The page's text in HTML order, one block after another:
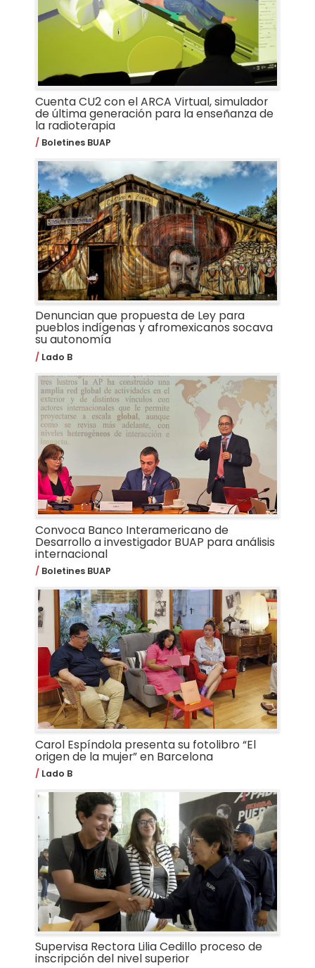
Cuenta CU2 con el ARCA Virtual, simulador
de última generación para la enseñanza de
la radioterapia
Boletines BUAP
Denuncian que propuesta de Ley para
pueblos indígenas y afromexicanos socava
su autonomía
Lado B
Convoca Banco Interamericano de
Desarrollo a investigador BUAP para análisis
internacional
Boletines BUAP
Carol Espíndola presenta su fotolibro “El
origen de la mujer” en Barcelona
Lado B
Supervisa Rectora Lilia Cedillo proceso de
inscripción del nivel superior